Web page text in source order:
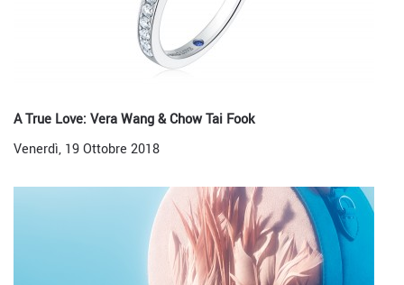
A True Love: Vera Wang & Chow Tai Fook
Venerdì, 19 Ottobre 2018